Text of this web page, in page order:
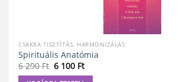
CSAKRA TISZTÍTÁS, HARMONIZÁLÁS
Spirituális Anatómia
6 290Ft Original
price
6 100 FtCurrent
price